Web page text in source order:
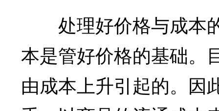
处理好价格与成本
本是管好价格的基础。
由成本上升引起的。因